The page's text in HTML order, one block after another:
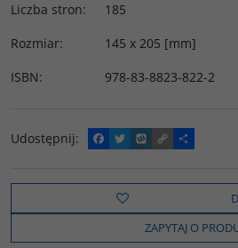
Liczba stron:
185
Rozmiar:
145 x 205 [mm]
ISBN: 978-83-8823-822-2
Udostępnij:
F
a
e
o
k
T
w
t
t
e
W
y
o
C
o
y
i
n
k
P
o
z
e
l
s
ZAPYTAJ O